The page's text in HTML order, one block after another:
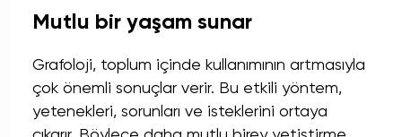
Mutlu bir yaşam sunar
Grafoloji, toplum içinde kullanımının artmasıyla
çok önemli sonuçlar verir. Bu etkili yöntem,
yetenekleri, sorunları ve isteklerini ortaya